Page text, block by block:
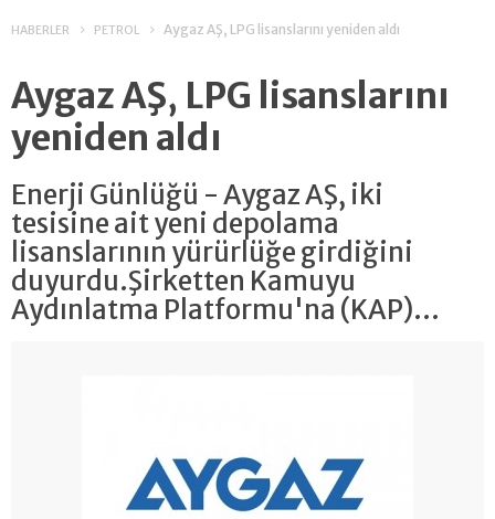
HABERLER PETROL Aygaz AŞ, LPG lisanslarını yeniden aldı
Aygaz AŞ, LPG lisanslarını
yeniden aldı
Enerji Günlüğü - Aygaz AŞ, iki
tesisine ait yeni depolama
lisanslarının yürürlüğe girdiğini
duyurdu.Şirketten Kamuyu
Aydınlatma Platformu'na (KAP)...